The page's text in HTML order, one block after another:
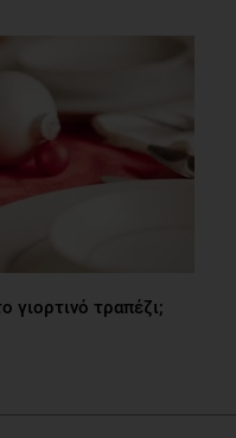
γιορτινό τραπέζι;